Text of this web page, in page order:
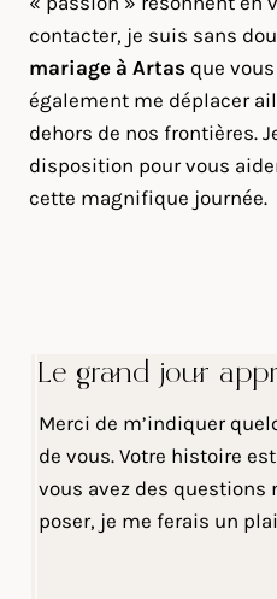
contacter, je suis sans
mariage à Artas que
également me déplacer
dehors de nos frontières.
disposition pour vous
cette magnifique journée.
Le grand jour
Merci de m’indiquer
de vous. Votre histoire
vous avez des questions
poser, je me ferais un